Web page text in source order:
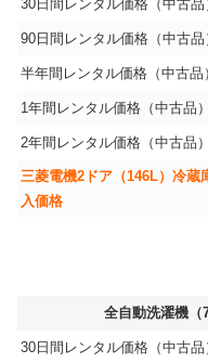
30日間レンタル価格（中古品
90日間レンタル価格（中古品
半年間レンタル価格（中古品
1年間レンタル価格（中古品）
2年間レンタル価格（中古品）
三菱電機2ドア（146L）冷蔵
入価格
全自動洗濯機（
30日間レンタル価格（中古品